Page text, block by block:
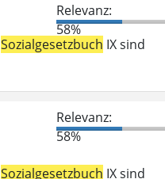
Relevanz:
58%
Sozialgesetzbuch IX sind
Relevanz:
58%
Sozialgesetzbuch IX sind